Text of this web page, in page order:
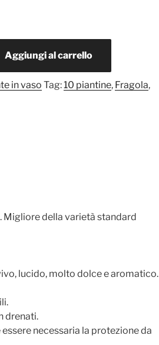
Aggiungi al carrello
in vaso Tag:10 piantine, Fragola,
Migliore della varietà standard
lucido, molto dolce e aromatico.
drenati.
necessaria la protezione da